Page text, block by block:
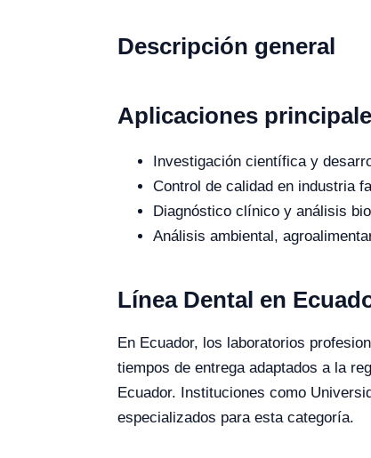
Descripción general
Aplicaciones
Investigación científica y
Control de calidad en industria
Diagnóstico clínico y análisis
Análisis ambiental,
Línea Dental en
En Ecuador, los laboratorios
tiempos de entrega adaptados a la
Ecuador. Instituciones como
especializados para esta categoría.